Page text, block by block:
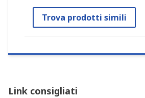
Trova prodotti simili
Link consigliati